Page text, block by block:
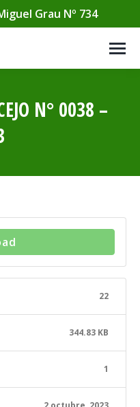
Grau Nº 734
N° 0038 –
22
344.83 KB
1